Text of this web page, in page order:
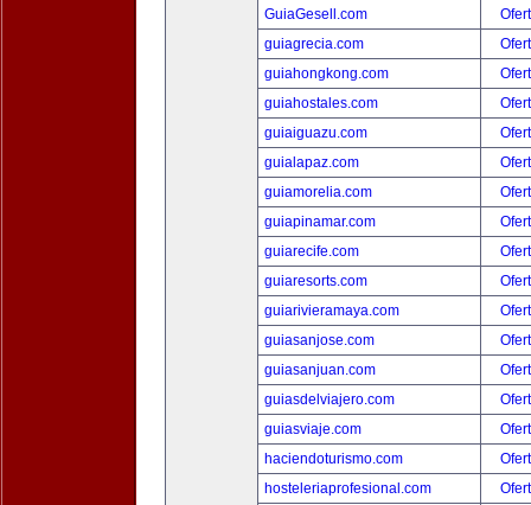
GuiaGesell.com
guiagrecia.com
guiahongkong.com
guiahostales.com
guiaiguazu.com
guialapaz.com
guiamorelia.com
guiapinamar.com
guiarecife.com
guiaresorts.com
guiarivieramaya.com
guiasanjose.com
guiasanjuan.com
guiasdelviajero.com
guiasviaje.com
haciendoturismo.com
hosteleriaprofesional.com